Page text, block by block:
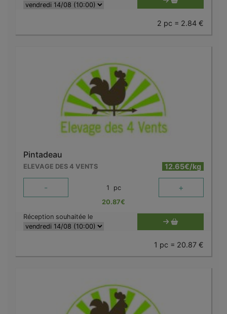
2 pc = 2.84 €
Pintadeau
ELEVAGE DES 4 VENTS 12.65€/kg
- 1 pc +
20.87€
Réception souhaitée le
1 pc = 20.87 €